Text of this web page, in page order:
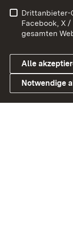
Link zum
Datenschutz
Drittanbieter-
Facebook, X
gesamten
Alle
Notwendige